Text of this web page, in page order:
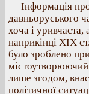
Інформація
давньоруського
хоча і уривчаста,
наприкінці XIX
було зроблено
містоутворюючий
лише згодом,
політичної